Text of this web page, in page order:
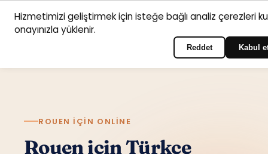
AnasayfaHizmet Psikologlarİletişim
ROUEN IÇIN ONLINE
Rouen için Türkçe
Hizmetimizi geliştirmek için isteğe bağlı analiz çerezleri
onayınızla yüklenir.
Reddet Kabul